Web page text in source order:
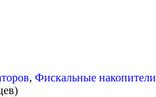
, Фискальные накопители